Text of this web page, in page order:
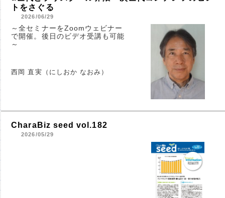
トをさぐる
2026/06/29
～全セミナーをZoomウェビナー
で開催。後日のビデオ受講も可能
～
西岡 直実（にしおか なおみ）
CharaBiz seed vol.182
2026/05/29